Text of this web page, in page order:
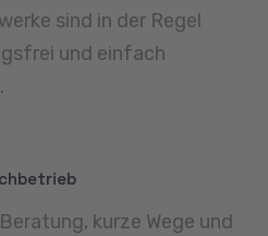
sind in der Regel
und einfach
kurze Wege und